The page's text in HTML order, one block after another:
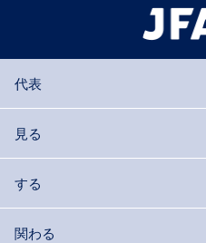
代表
見る
する
関わる